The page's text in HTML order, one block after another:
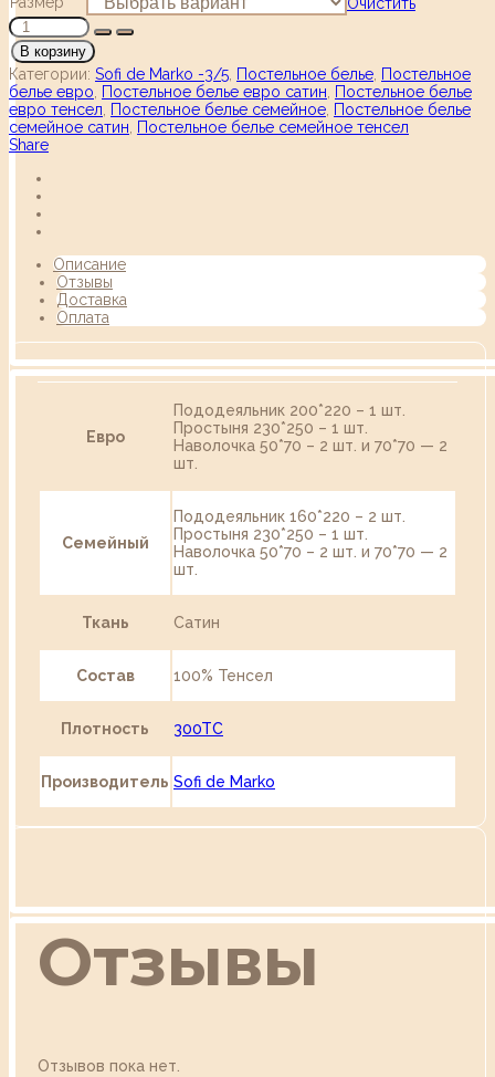
В корзину
Категории: Sofi de Marko -3/5 Постельное белье Постельное
белье евро
Постельное белье евро сатин
Постельное белье
евро тенсел
Постельное белье семейное Постельное белье
семейное сатин
Постельное белье семейное тенсел
Share
Описание
Отзывы
Доставка
Оплата
Евро
Пододеяльник 200*220 – 1 шт.
Простыня 230*250 – 1 шт.
Наволочка 50*70 – 2 шт. и 70*70 — 2
шт.
Семейный
Пододеяльник 160*220 – 2 шт.
Простыня 230*250 – 1 шт.
Наволочка 50*70 – 2 шт. и 70*70 — 2
шт.
Ткань Сатин
Состав 100% Тенсел
Плотность 300TC
Производитель Sofi de Marko
Отзывы
Отзывов пока нет.